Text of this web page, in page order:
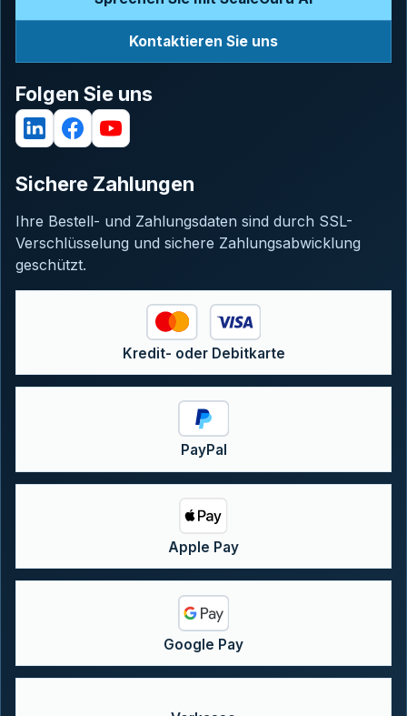
Kontaktieren Sie uns
Folgen Sie uns
Sichere Zahlungen
Ihre Bestell- und Zahlungsdaten sind durch SSL-
Verschlüsselung und sichere Zahlungsabwicklung
geschützt.
Kredit- oder Debitkarte
PayPal
Apple Pay
Google Pay